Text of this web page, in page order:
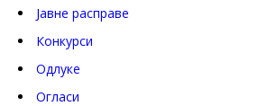
Јавне расправе
Конкурси
Одлуке
Огласи